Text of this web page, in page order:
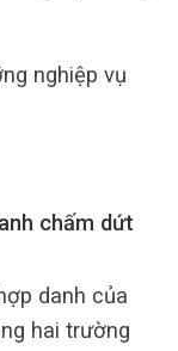
nghiệp vụ
chấm dứt
danh của
hai trường